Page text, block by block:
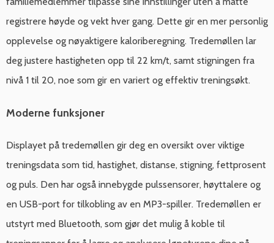
registrere høyde og vekt hver gang. Dette gir en mer personlig
opplevelse og nøyaktigere kaloriberegning. Tredemøllen lar
deg justere hastigheten opp til 22 km/t, samt stigningen fra
nivå 1 til 20, noe som gir en variert og effektiv treningsøkt.
Moderne funksjoner
Displayet på tredemøllen gir deg en oversikt over viktige
treningsdata som tid, hastighet, distanse, stigning, fettprosent
og puls. Den har også innebygde pulssensorer, høyttalere og
en USB-port for tilkobling av en MP3-spiller. Tredemøllen er
utstyrt med Bluetooth, som gjør det mulig å koble til